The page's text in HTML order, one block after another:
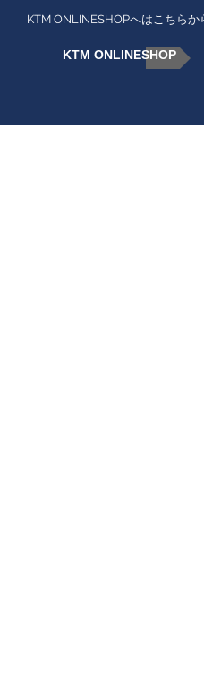
KTM ONLINESHOPへはこちらか
KTM ONLINESHOP